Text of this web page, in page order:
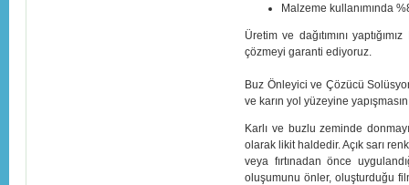
Malzeme kullanımında
Üretim ve dağıtımını
çözmeyi garanti ediyoruz.
Buz Önleyici ve Çözücü
ve karın yol yüzeyine
Karlı ve buzlu zeminde
olarak likit haldedir. Açık sarı
veya fırtınadan önce
oluşumunu önler, oluşturduğu